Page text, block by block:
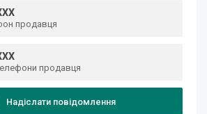
продавця
продавця
Надіслати повідомлення